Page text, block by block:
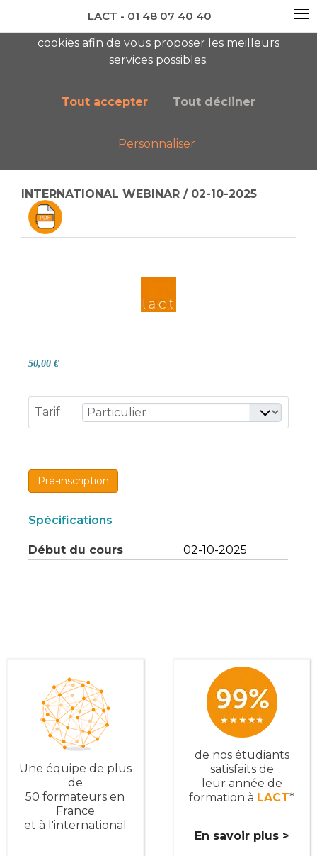
newsletter AC
Boutique
Catalogue général
INTERNATIONAL WEBINAR / 02-10-2025
50,00 €
Tarif
Pré-inscription
Spécifications
Début du cours 02-10-2025
Une équipe de plus
de
50 formateurs en
France
et à l'international
de nos étudiants
satisfaits de
leur année de
formation à LACT*
En savoir plus >
cookies afin de vous proposer les meilleurs
services possibles.
Tout accepter Tout décliner
Personnaliser
LACT - 01 48 07 40 40 ≡